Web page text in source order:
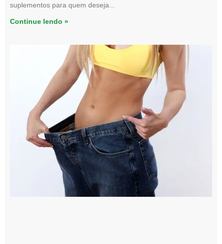
suplementos para quem deseja
Continue lendo »